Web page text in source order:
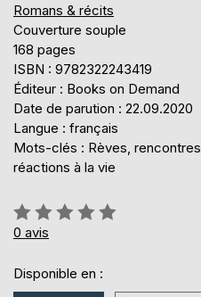
Romans & récits
Couverture souple
168 pages
ISBN : 9782322243419
Éditeur : Books on Demand
Date de parution : 22.09.2020
Langue : français
Mots-clés : Rèves,
réactions à la vie
Évaluation:
0%
0 avis
Disponible en :